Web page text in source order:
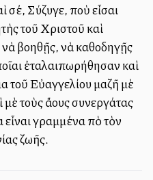
σέ, Σύζυγε, ποὺ εἶσαι
τοῦ Χριστοῦ καὶ
βοηθῇς, νὰ καθοδηγῇς
ἐταλαιπωρήθησαν καὶ
τοῦ Εὐαγγελίου μαζῆ μὲ
τοὺς ἄλλους συνεργάτας
γραμμένα ἀπὸ τὸν
ζωῆς.